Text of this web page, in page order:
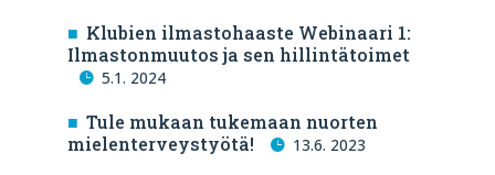
Klubien ilmastohaaste Webinaari 1:
Ilmastonmuutos ja sen hillintätoimet
5.1. 2024
Tule mukaan tukemaan nuorten
mielenterveystyötä!
13.6. 2023